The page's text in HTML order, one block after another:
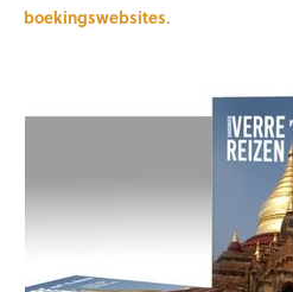
boekingswebsites.